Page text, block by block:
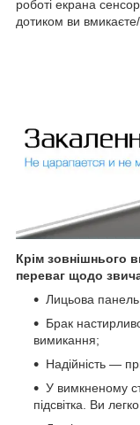
роботі екрана
дотиком ви
Крім зовнішнього
переваг щодо
Лицьова панель
Брак
вимикання;
Надійність —
У вимкненому
підсвітка. Ви